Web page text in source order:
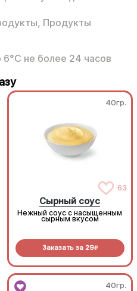
Продукты
6°С не более 24 часов
40гр.
63
Сырный соус
Нежный соус с насыщенным
сырным вкусом
Заказать за 29R
40гр.